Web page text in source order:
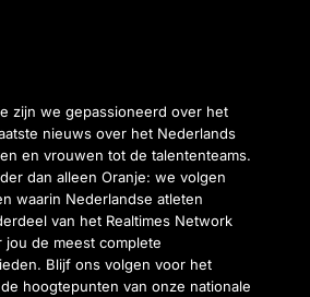
zijn we gepassioneerd over het
nieuws over het Nederlands
en vrouwen tot de talententeams.
dan alleen Oranje: we volgen
waarin Nederlandse atleten
van het Realtimes Network
de meest complete
Blijf ons volgen voor het
hoogtepunten van onze nationale